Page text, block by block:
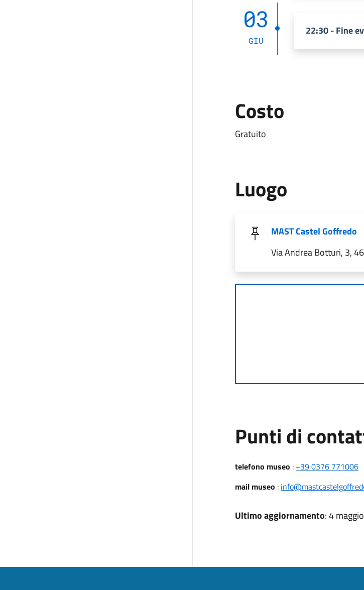
03
GIU
22:30 - Fine
Costo
Gratuito
Luogo
MAST Castel Goffredo
Via Andrea Botturi, 3,
Punti di
telefono museo : +39 0376 771006
mail museo :
Ultimo aggiornamento: 4